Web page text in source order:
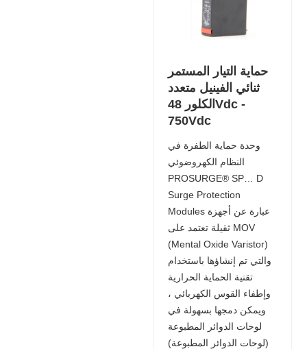
حماية التيار المستمر
ثنائي الفينيل متعدد
الكلور 48Vdc -
750Vdc
وحدة حماية الطفرة في
النظام الكهروضوئي
PROSURGE® SP… D
Surge Protection
Modules عبارة عن أجهزة
ثقيلة تعتمد على MOV
(Mental Oxide Varistor)
والتي تم إنشاؤها باستخدام
تقنية الحماية الحرارية
وإطفاء القوس الكهربائي ،
ويمكن دمجها بسهولة في
لوحات الدوائر المطبوعة
(لوحات الدوائر المطبوعة)